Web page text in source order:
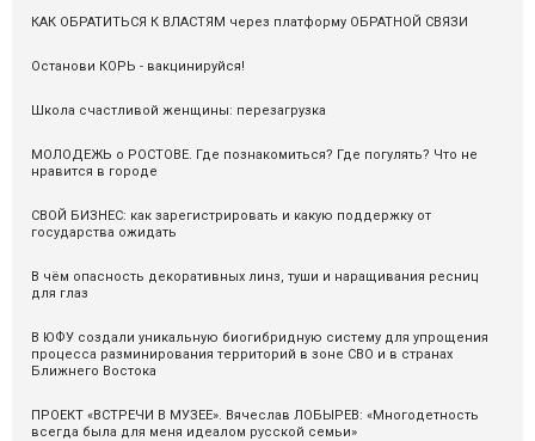
КАК ОБРАТИТЬСЯ К ВЛАСТЯМ через платформу ОБРАТНОЙ СВЯЗИ
Останови КОРЬ - вакцинируйся!
Школа счастливой женщины: перезагрузка
МОЛОДЕЖЬ о РОСТОВЕ. Где познакомиться? Где погулять? Что не
нравится в городе
СВОЙ БИЗНЕС: как зарегистрировать и какую поддержку от
государства ожидать
В чём опасность декоративных линз, туши и наращивания ресниц
для глаз
В ЮФУ создали уникальную биогибридную систему для упрощения
процесса разминирования территорий в зоне СВО и в странах
Ближнего Востока
ПРОЕКТ «ВСТРЕЧИ В МУЗЕЕ». Вячеслав ЛОБЫРЕВ: «Многодетность
всегда была для меня идеалом русской семьи»